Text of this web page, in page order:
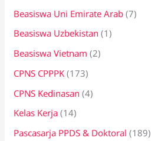
Beasiswa Uni Emirate Arab (7)
Beasiswa Uzbekistan (1)
Beasiswa Vietnam (2)
CPNS CPPPK (173)
CPNS Kedinasan (4)
Kelas Kerja (14)
Pascasarja PPDS & Doktoral (189)